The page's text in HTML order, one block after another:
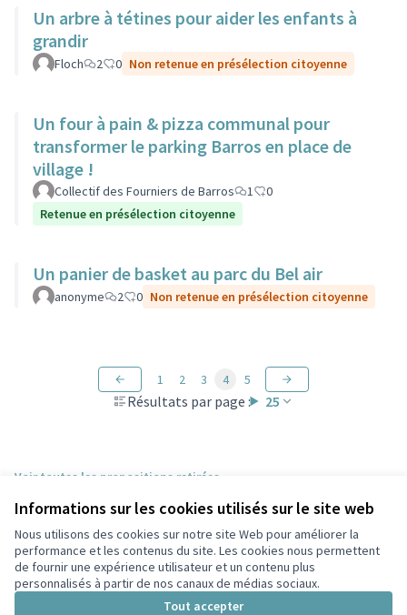
Informations sur les cookies utilisés sur le site web
Nous utilisons des cookies sur notre site Web pour améliorer la
performance et les contenus du site. Les cookies nous permettent
de fournir une expérience utilisateur et un contenu plus
personnalisés à partir de nos canaux de médias sociaux.
Tout accepter
Un arbre à tétines pour aider les enfants à
grandir
Floch 2 0 Non retenue en présélection citoyenne
Un four à pain & pizza communal pour
transformer le parking Barros en place de
village !
Collectif des Fourniers de Barros 1
0
Retenue en présélection citoyenne
Un panier de basket au parc du Bel air
anonyme 2 0 Non retenue en présélection citoyenne
Résultats par page : 25
1 2 3 4 5
Voir toutes les propositions retirées
Conditions d'utilisation
Paramètres des cookies
Participez Villeurbanne sur X
(Lien externe)
Participez Villeurbanne sur Facebook
Participez Villeurbanne sur Instagram
Participez Villeurbanne sur YouTube
(Lien externe)